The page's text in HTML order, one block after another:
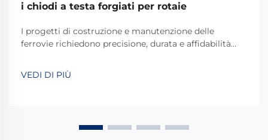
i chiodi a testa forgiati per rotaie
I progetti di costruzione e manutenzione delle
ferrovie richiedono precisione, durata e affidabilità
elementi di fissaggio fondamentali che assicurano i
binari alle traverse ferroviarie, i chiodi a cane per
VEDI DI PIÙ